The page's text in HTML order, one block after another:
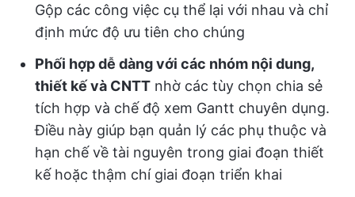
Gộp các công việc cụ thể lại với nhau và chỉ
định mức độ ưu tiên cho chúng
Phối hợp dễ dàng với các nhóm nội dung,
thiết kế và CNTT nhờ các tùy chọn chia sẻ
tích hợp và chế độ xem Gantt chuyên dụng.
Điều này giúp bạn quản lý các phụ thuộc và
hạn chế về tài nguyên trong giai đoạn thiết
kế hoặc thậm chí giai đoạn triển khai